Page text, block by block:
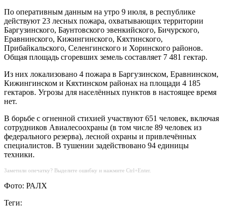
По оперативным данным на утро 9 июля, в республике
действуют 23 лесных пожара, охватывающих территории
Баргузинского, Баунтовского эвенкийского, Бичурского,
Еравнинского, Кижингинского, Кяхтинского,
Прибайкальского, Селенгинского и Хоринского районов.
Общая площадь сгоревших земель составляет 7 481 гектар.
Из них локализовано 4 пожара в Баргузинском, Еравнинском,
Кижингинском и Кяхтинском районах на площади 4 185
гектаров. Угрозы для населённых пунктов в настоящее время
нет.
В борьбе с огненной стихией участвуют 651 человек, включая
сотрудников Авиалесоохраны (в том числе 89 человек из
федерального резерва), лесной охраны и привлечённых
специалистов. В тушении задействовано 94 единицы
техники.
Заметили опечатку? Выделите ошибку и нажмите Ctrl+Enter.
Фото: РАЛХ
Теги: